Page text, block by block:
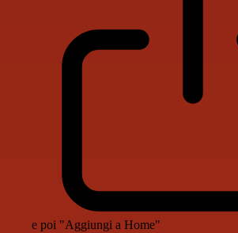
e poi "Aggiungi a Home"